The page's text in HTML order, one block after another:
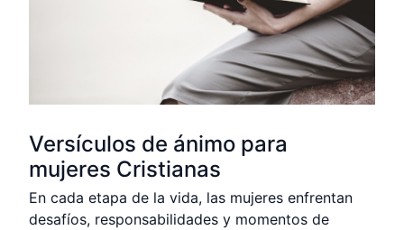
Versículos de ánimo para
mujeres Cristianas
En cada etapa de la vida, las mujeres enfrentan
desafíos, responsabilidades y momentos de